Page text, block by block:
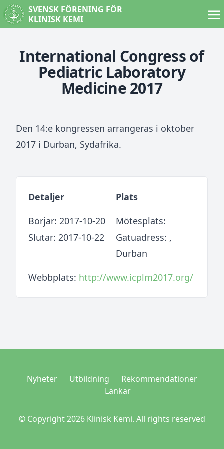
SVENSK FÖRENING FÖR
KLINISK KEMI
International Congress of
Pediatric Laboratory
Medicine 2017
Den 14:e kongressen arrangeras i oktober
2017 i Durban, Sydafrika.
Detaljer
Börjar: 2017-10-20
Slutar: 2017-10-22
Plats
Mötesplats:
Gatuadress: ,
Durban
Webbplats: http://www.icplm2017.org/
Nyheter Utbildning
Rekommendationer
Länkar
© Copyright 2026 Klinisk Kemi. All rights reserved